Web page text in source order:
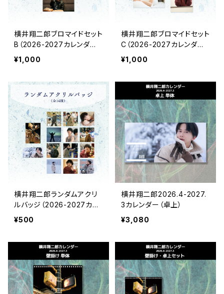
横井翔二郎ブロマイドセット
B（2026-2027カレンダー
アザーカット）
¥1,000
横井翔二郎ブロマイドセット
C（2026-2027カレンダー
アザーカット）
¥1,000
横井翔二郎ランダムアクリ
ルバッジ（2026-2027カレ
ンダーカット）
¥500
横井翔二郎2026.4-2027.
3カレンダー（卓上）
¥3,080